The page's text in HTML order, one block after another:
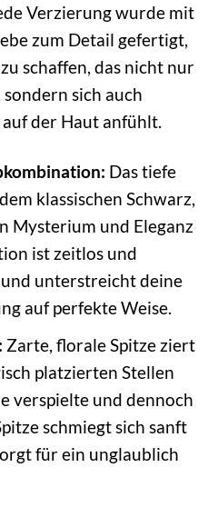
Verzierung wurde mit
zum Detail gefertigt,
schaffen, das nicht nur
sich auch
der Haut anfühlt.
Das tiefe
klassischen Schwarz,
Mysterium und Eleganz
ist zeitlos und
unterstreicht deine
auf perfekte Weise.
Zarte, florale Spitze ziert
platzierten Stellen
verspielte und dennoch
schmiegt sich sanft
für ein unglaublich